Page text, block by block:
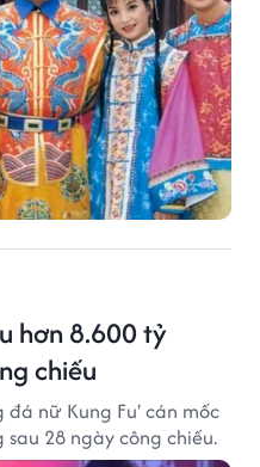
hơn 8.600 tỷ
chiếu
đá nữ Kung Fu' cán mốc
28 ngày công chiếu.